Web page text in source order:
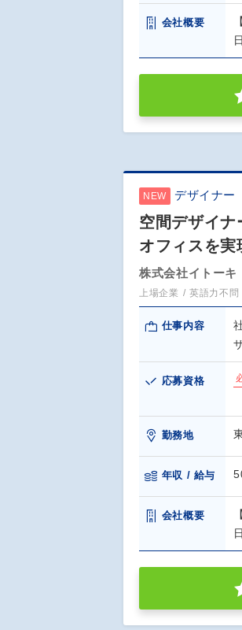
会社概要
NEW デザイナー
空間デザイ
オフィスを
株式会社イトーキ
上場企業 英語力不問
仕事内容
応募資格
勤務地
年収 / 給与
会社概要